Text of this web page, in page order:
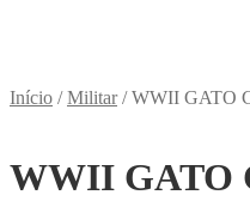
Início /Militar/WWII GATO
WWII GATO